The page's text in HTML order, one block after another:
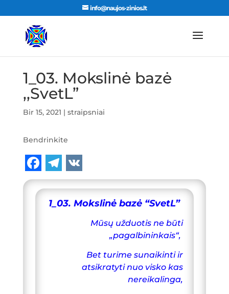
info@naujos-zinios.lt
1_03. Mokslinė bazė
,,SvetL”
Bir 15, 2021 | straipsniai
Bendrinkite
F T
e
l
V
K
1_03. Mokslinė bazė “SvetL”
Mūsų užduotis ne būti
„pagalbininkais“,
Bet turime sunaikinti ir
atsikratyti nuo visko kas
nereikalinga,